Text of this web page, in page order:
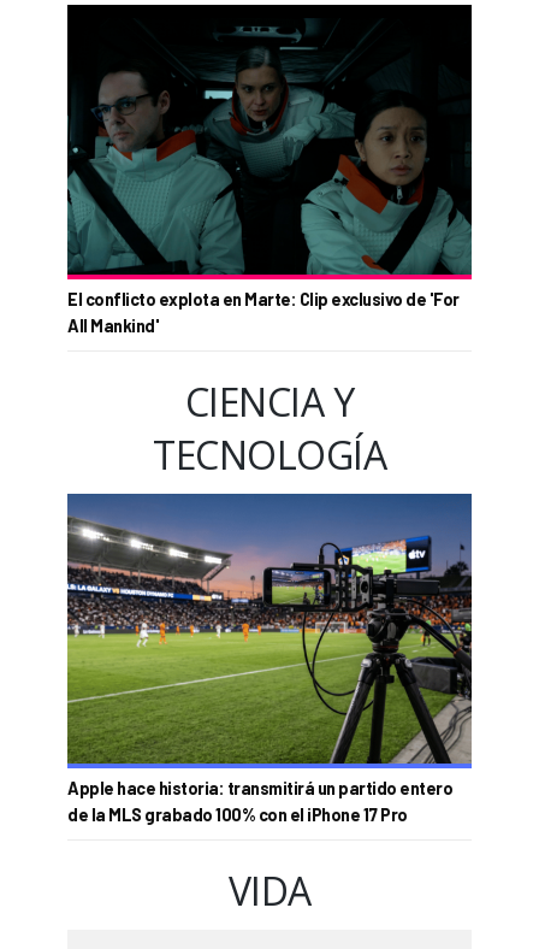
El conflicto explota en Marte: Clip exclusivo de 'For
All Mankind'
CIENCIA Y
TECNOLOGÍA
Apple hace historia: transmitirá un partido entero
de la MLS grabado 100% con el iPhone 17 Pro
VIDA